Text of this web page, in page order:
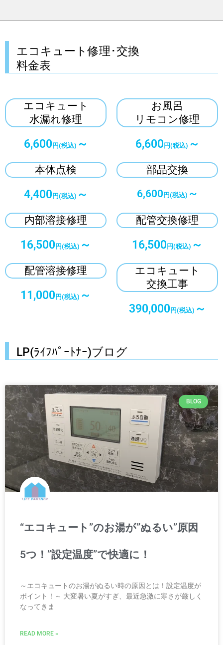
エコキュート修理･交換
料金表
エコキュート
水漏れ修理
6,600 円(税込) ～
お風呂
リモコン修理
6,600 円(税込) ～
本体点検
4,400 円(税込) ～
部品交換
6,600 円(税込) ～
内部溶接修理
16,500 円(税込) ～
配管交換修理
16,500 円(税込) ～
配管溶接修理
11,000 円(税込) ～
エコキュート
交換工事
390,000 円(税込) ～
LP(ﾗｲﾌﾊﾟｰﾄﾅｰ)ブログ
BLOG
“エコキュート”のお湯が”ぬるい”原因
5つ！”設定温度”で快適に！
～エコキュートのお湯がぬるい時の原因とは！設定温度が
ポイント！～ 大変暑い夏がすぎ、最近急激に寒さが厳しく
なってきま
READ MORE »